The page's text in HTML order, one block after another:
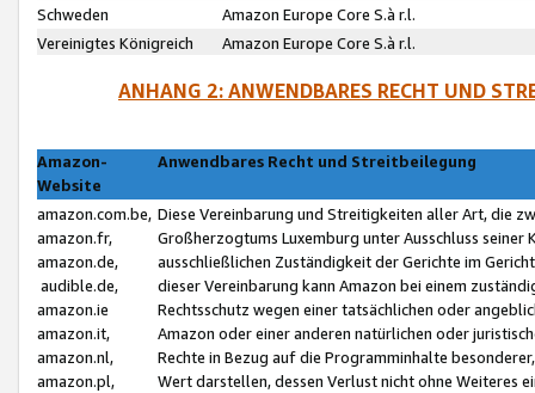
Schweden
Amazon Europe Core S.à r.l.
Vereinigtes Königreich
Amazon Europe Core S.à r.l.
ANHANG 2: ANWENDBARES RECHT UND
Amazon-
Website
Anwendbares Recht und Streitbeilegung
amazon.com.be,
amazon.fr,
amazon.de,
audible.de,
amazon.ie
amazon.it,
amazon.nl,
amazon.pl,
Diese Vereinbarung und Streitigkeiten aller Art, die
Großherzogtums Luxemburg unter Ausschluss
ausschließlichen Zuständigkeit der Gerichte im
dieser Vereinbarung kann Amazon bei einem
Rechtsschutz wegen einer tatsächlichen oder
Amazon oder einer anderen natürlichen oder
Rechte in Bezug auf die Programminhalte
Wert darstellen, dessen Verlust nicht ohne Weiteres